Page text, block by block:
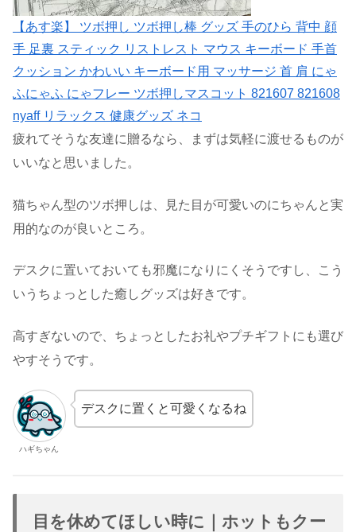
【あす楽】 ツボ押し ツボ押し棒 グッズ 手のひら 背中 顔
手 足裏 スティック リストレスト マウス キーボード 手首
クッション かわいい キーボード用 マッサージ 首 肩 にゃ
ふにゃふ にゃフレー ツボ押しマスコット 821607 821608
nyaff リラックス 健康グッズ ネコ
疲れてそうな友達に贈るなら、まずは気軽に渡せるものが
いいなと思いました。
猫ちゃん型のツボ押しは、見た目が可愛いのにちゃんと実
用的なのが良いところ。
デスクに置いておいても邪魔になりにくそうですし、こう
いうちょっとした癒しグッズは好きです。
高すぎないので、ちょっとしたお礼やプチギフトにも選び
やすそうです。
ハギちゃん
デスクに置くと可愛くなるね
目を休めてほしい時に｜ホットもクー